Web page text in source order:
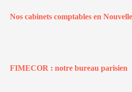
Nos cabinets comptables en
FIMECOR : notre bureau parisien